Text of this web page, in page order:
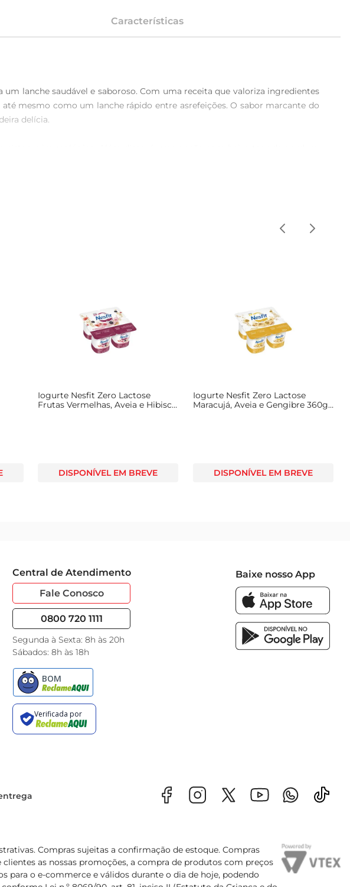
Características
lanche saudável e saboroso. Com uma receita que valoriza ingredientes
mesmo como um lanche rápido entre asrefeições. O sabor marcante do
delícia.
IOG Verde Campo uma escolha inteligente para quem se preocupa com a
criando combinações nutritivas e deliciosas.
na dieta. Com uma embalagem que facilita o transporte e o consumo, é
um único produto, ideal para toda a família.
Iogurte Nesfit Zero Lactose
Frutas Vermelhas, Aveia e Hibisco
DISPONÍVEL EM BREVE
Iogurte Nesfit Zero Lactose
Maracujá, Aveia e Gengibre 360g
DISPONÍVEL EM BREVE
Central de Atendimento
Fale Conosco
0800 720 1111
Segunda à Sexta: 8h às 20h
Sábados: 8h às 18h
Baixe nosso App
Compras sujeitas a confirmação de estoque. Compras
as nossas promoções, a compra de produtos com preços
para o e-commerce e válidos durante o dia de hoje, podendo